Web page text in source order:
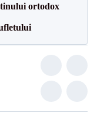
ortodox